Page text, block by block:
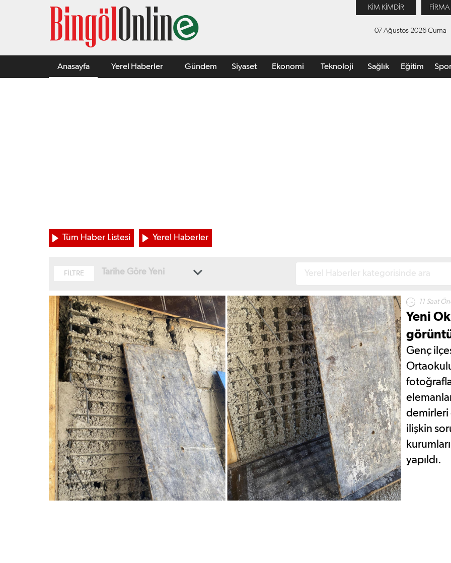
KİM KİMDİR FİRMA
07 Ağustos 2026 Cuma
Anasayfa Yerel Haberler Gündem Siyaset Ekonomi Teknoloji Sağlık Eğitim
Tüm Haber Listesi Yerel Haberler
FİLTRE Tarihe Göre Yeni
11 Saat
Yeni
Genç
demirleri
ilişkin
yapıldı.